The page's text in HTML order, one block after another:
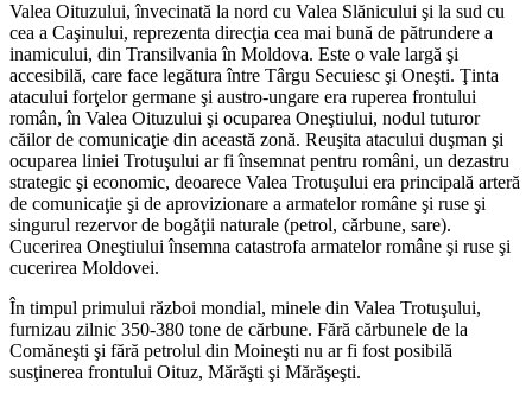
Valea Oituzului, învecinată la nord cu Valea Slănicului şi la sud cu
cea a Caşinului, reprezenta direcţia cea mai bună de pătrundere a
inamicului, din Transilvania în Moldova. Este o vale largă şi
accesibilă, care face legătura între Târgu Secuiesc şi Oneşti. Ţinta
atacului forţelor germane şi austro-ungare era ruperea frontului
român, în Valea Oituzului şi ocuparea Oneştiului, nodul tuturor
căilor de comunicaţie din această zonă. Reuşita atacului duşman şi
ocuparea liniei Trotuşului ar fi însemnat pentru români, un dezastru
strategic şi economic, deoarece Valea Trotuşului era principală arteră
de comunicaţie şi de aprovizionare a armatelor române şi ruse şi
singurul rezervor de bogăţii naturale (petrol, cărbune, sare).
Cucerirea Oneştiului însemna catastrofa armatelor române şi ruse şi
cucerirea Moldovei.
În timpul primului război mondial, minele din Valea Trotuşului,
furnizau zilnic 350-380 tone de cărbune. Fără cărbunele de la
Comăneşti şi fără petrolul din Moineşti nu ar fi fost posibilă
susţinerea frontului Oituz, Mărăşti şi Mărăşeşti.